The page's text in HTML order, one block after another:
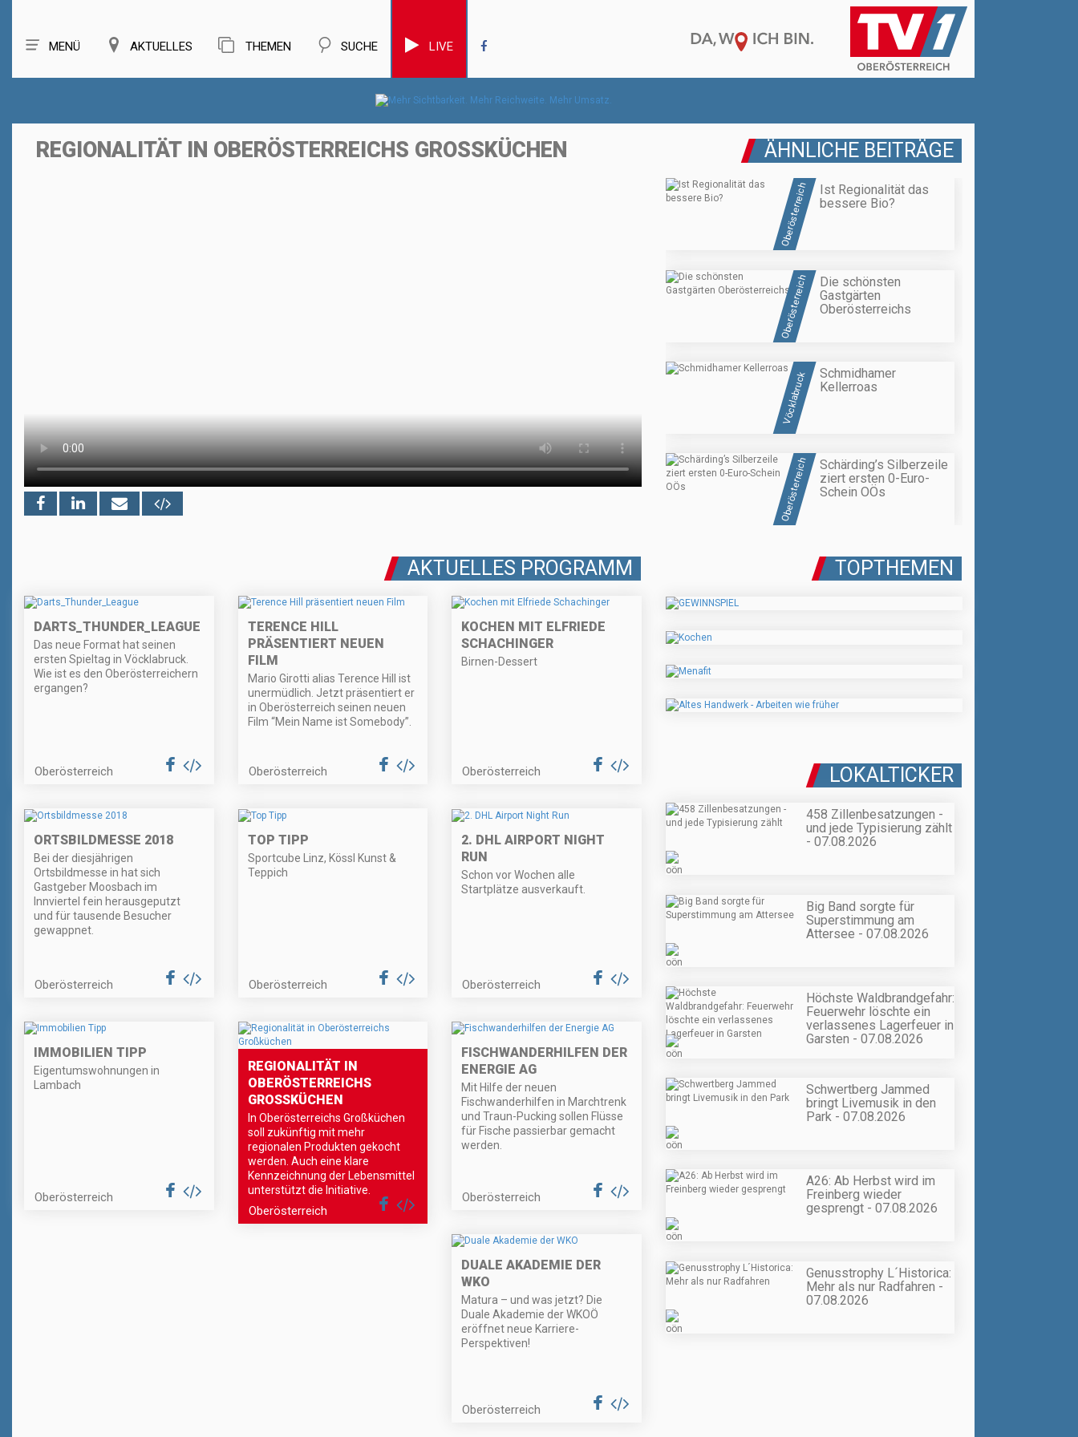
MENÜ AKTUELLES THEMEN SUCHE LIVE
REGIONALITÄT IN OBERÖSTERREICHS GROSSKÜCHEN ÄHNLICHE BEITRÄGE
Oberösterreich
Ist Regionalität das
bessere Bio?
Oberösterreich
Die schönsten
Gastgärten
Oberösterreichs
Vöcklabruck
Schmidhamer
Kellerroas
Oberösterreich
Schärding’s Silberzeile
ziert ersten 0-Euro-
Schein OÖs
AKTUELLES PROGRAMM
DARTS_THUNDER_LEAGUE
Das neue Format hat seinen
ersten Spieltag in Vöcklabruck.
Wie ist es den Oberösterreichern
ergangen?
Oberösterreich
TERENCE HILL
PRÄSENTIERT NEUEN
FILM
Mario Girotti alias Terence Hill ist
unermüdlich. Jetzt präsentiert er
in Oberösterreich seinen neuen
Film “Mein Name ist Somebody”.
Oberösterreich
KOCHEN MIT ELFRIEDE
SCHACHINGER
Birnen-Dessert
Oberösterreich
ORTSBILDMESSE 2018
Bei der diesjährigen
Ortsbildmesse in hat sich
Gastgeber Moosbach im
Innviertel fein herausgeputzt
und für tausende Besucher
gewappnet.
Oberösterreich
TOP TIPP
Sportcube Linz, Kössl Kunst &
Teppich
Oberösterreich
2. DHL AIRPORT NIGHT
RUN
Schon vor Wochen alle
Startplätze ausverkauft.
Oberösterreich
IMMOBILIEN TIPP
Eigentumswohnungen in
Lambach
Oberösterreich
REGIONALITÄT IN
OBERÖSTERREICHS
GROSSKÜCHEN
In Oberösterreichs Großküchen
soll zukünftig mit mehr
regionalen Produkten gekocht
werden. Auch eine klare
Kennzeichnung der Lebensmittel
unterstützt die Initiative.
Oberösterreich
FISCHWANDERHILFEN DER
ENERGIE AG
Mit Hilfe der neuen
Fischwanderhilfen in Marchtrenk
und Traun-Pucking sollen Flüsse
für Fische passierbar gemacht
werden.
Oberösterreich
DUALE AKADEMIE DER
WKO
Matura – und was jetzt? Die
Duale Akademie der WKOÖ
eröffnet neue Karriere-
Perspektiven!
Oberösterreich
TOPTHEMEN
LOKALTICKER
458 Zillenbesatzungen -
und jede Typisierung zählt
- 07.08.2026
Big Band sorgte für
Superstimmung am
Attersee - 07.08.2026
Höchste Waldbrandgefahr:
Feuerwehr löschte ein
verlassenes Lagerfeuer in
Garsten - 07.08.2026
Schwertberg Jammed
bringt Livemusik in den
Park - 07.08.2026
A26: Ab Herbst wird im
Freinberg wieder
gesprengt - 07.08.2026
Genusstrophy L´Historica:
Mehr als nur Radfahren -
07.08.2026